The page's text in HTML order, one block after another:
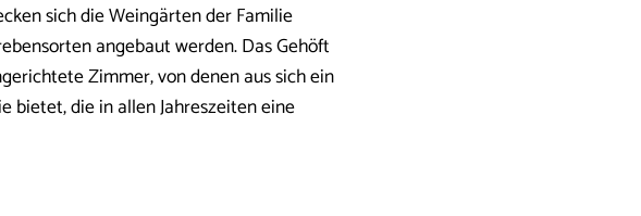
sich die Weingärten der Familie
angebaut werden. Das Gehöft
Zimmer, von denen aus sich ein
bietet, die in allen Jahreszeiten eine